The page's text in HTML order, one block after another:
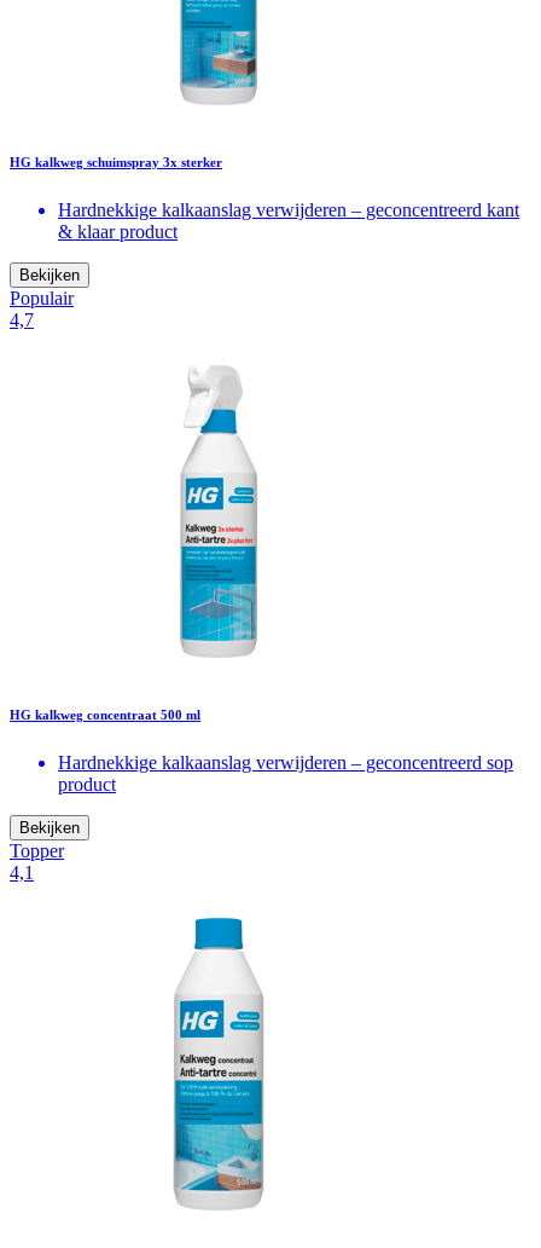
HG kalkweg schuimspray 3x sterker
Hardnekkige kalkaanslag verwijderen – geconcentreerd kant
& klaar product
Bekijken
Populair
4,7
HG kalkweg concentraat 500 ml
Hardnekkige kalkaanslag verwijderen – geconcentreerd sop
product
Bekijken
Topper
4,1